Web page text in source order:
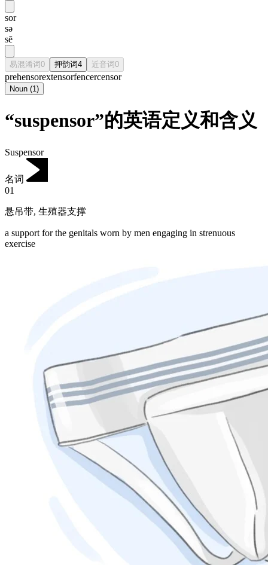
sor
sə
sē
易混淆词0 押韵词4 近音词0
prehensorextensorfencercensor
Noun (1)
“suspensor”的英语定义和含义
Suspensor
名词
01
悬吊带, 生殖器支撑
a support for the genitals worn by men engaging in strenuous
exercise